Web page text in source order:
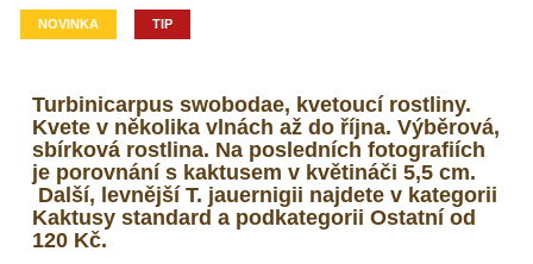
NOVINKA TIP
Turbinicarpus swobodae, kvetoucí rostliny.
Kvete v několika vlnách až do října. Výběrová,
sbírková rostlina. Na posledních fotografiích
je porovnání s kaktusem v květináči 5,5 cm.
Další, levnější T. jauernigii najdete v kategorii
Kaktusy standard a podkategorii Ostatní od
120 Kč.